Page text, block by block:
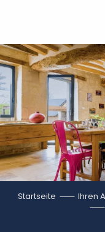
Startseite Ihren